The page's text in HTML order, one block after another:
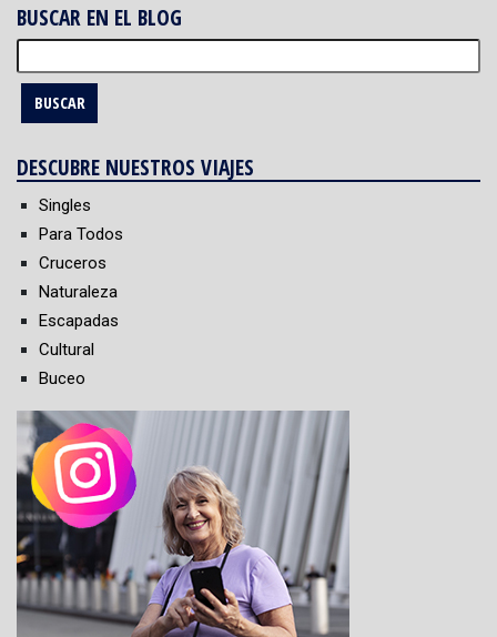
BUSCAR EN EL BLOG
DESCUBRE NUESTROS VIAJES
Singles
Para Todos
Cruceros
Naturaleza
Escapadas
Cultural
Buceo